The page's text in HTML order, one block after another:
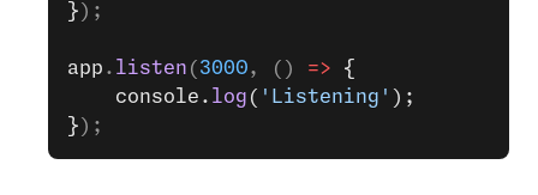
} );
app . listen ( 3000, () => {
    console.
log ( 'Listening' );
} );